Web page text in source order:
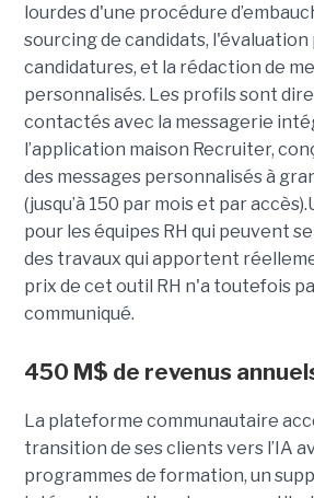
lourdes d'une procédure
sourcing de candidats,
candidatures, et la rédaction de
personnalisés. Les profils sont
contactés avec la messagerie
l’application maison Recruiter,
des messages personnalisés à
(jusqu’à 150 par mois et par
pour les équipes RH qui peuvent
des travaux qui apportent
prix de cet outil RH n'a toutefois
communiqué.
450 M$ de revenus
La plateforme communautaire
transition de ses clients vers l’IA
programmes de formation, un